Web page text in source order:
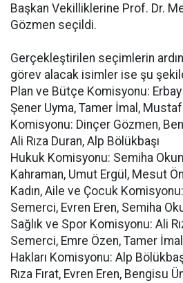
Başkan Vekilliklerine Prof. Dr.
Gözmen seçildi.
Gerçekleştirilen seçimlerin
görev alacak isimler ise şu
Plan ve Bütçe Komisyonu: Erbay
Şener Uyma, Tamer İmal,
Komisyonu: Dinçer Gözmen,
Ali Rıza Duran, Alp Bölükbaşı
Hukuk Komisyonu: Semiha
Kahraman, Umut Ergül, Mesut
Kadın, Aile ve Çocuk
Semerci, Evren Eren, Semiha
Sağlık ve Spor Komisyonu: Ali
Semerci, Emre Özen, Tamer
Hakları Komisyonu: Alp
Rıza Fırat, Evren Eren, Bengisu